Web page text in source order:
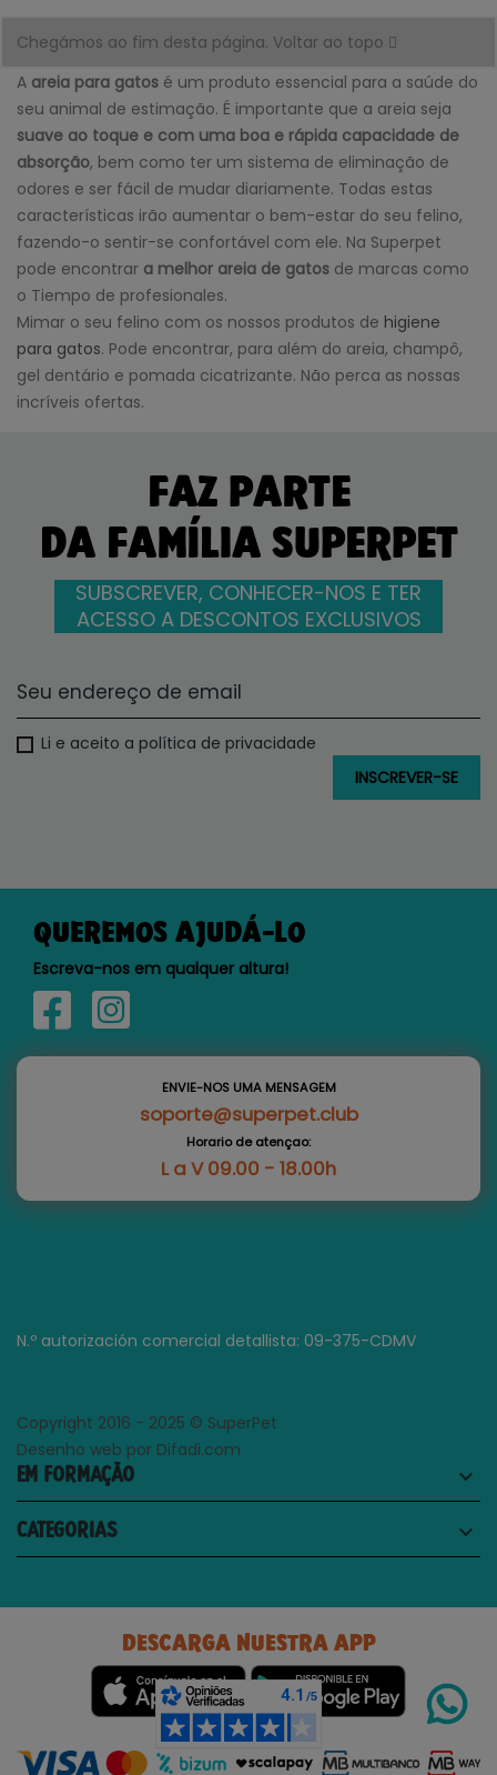
Chegámos ao fim desta página. Voltar ao topo
A areia para gatos é um produto essencial para a saúde do
seu animal de estimação. É importante que a areia seja
suave ao toque e com uma boa e rápida capacidade de
absorção, bem como ter um sistema de eliminação de
odores e ser fácil de mudar diariamente. Todas estas
características irão aumentar o bem-estar do seu felino,
fazendo-o sentir-se confortável com ele. Na Superpet
pode encontrar a melhor areia de gatos de marcas como
o Tiempo de profesionales.
Mimar o seu felino com os nossos produtos de higiene
para gatos. Pode encontrar, para além do areia, champô,
gel dentário e pomada cicatrizante. Não perca as nossas
incríveis ofertas.
FAZ PARTE
DA FAMÍLIA SUPERPET
SUBSCREVER, CONHECER-NOS E TER
ACESSO A DESCONTOS EXCLUSIVOS
Li e aceito a política de privacidade
QUEREMOS AJUDÁ-LO
Escreva-nos em qualquer altura!
ENVIE-NOS UMA MENSAGEM
soporte@superpet.club
Horario de atençao:
L a V 09.00 - 18.00h
N.º autorización comercial detallista: 09-375-CDMV
Copyright 2016 - 2025 © SuperPet
Desenho web por Difadi.com
EM FORMAÇÃO keyboard_arrow_down
CATEGORIAS keyboard_arrow_down
DESCARGA NUESTRA APP